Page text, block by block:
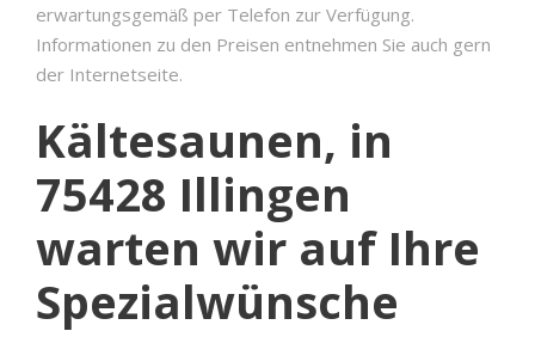
erwartungsgemäß per Telefon zur Verfügung.
Informationen zu den Preisen entnehmen Sie auch gern
der Internetseite.
Kältesaunen, in
75428 Illingen
warten wir auf Ihre
Spezialwünsche